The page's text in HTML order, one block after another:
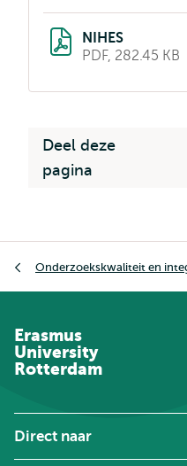
NIHES
PDF, 282.45 KB
Deel deze
pagina
Onderzoekskwaliteit en
Erasmus
University
Rotterdam
Direct naar